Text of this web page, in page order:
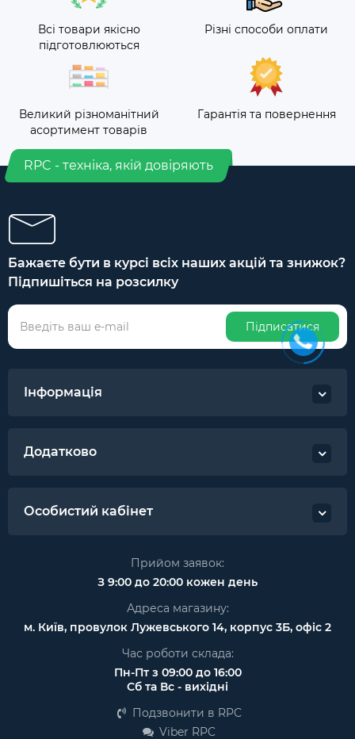
Всі товари якісно
підготовлюються
Різні способи оплати
Великий різноманітний
асортимент товарів
Гарантія та повернення
RPC - техніка, якій довіряють
Бажаєте бути в курсі всіх наших акцій та знижок?
Підпишіться на розсилку
Підписатися
Інформація
Додатково
Особистий кабінет
Прийом заявок:
З 9:00 до 20:00 кожен день
Адреса магазину:
м. Київ, провулок Лужевського 14, корпус 3Б, офіс 2
Час роботи склада:
Пн-Пт з 09:00 до 16:00
Сб та Вс - вихідні
Подзвонити в RPC
Viber RPC